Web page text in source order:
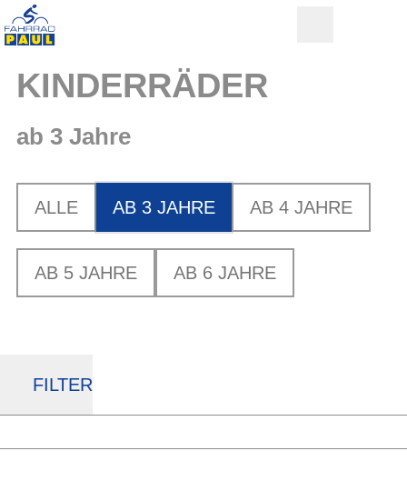
KINDERRÄDER
ab 3 Jahre
ALLE AB 3 JAHRE AB 4 JAHRE
AB 5 JAHRE AB 6 JAHRE
FILTER